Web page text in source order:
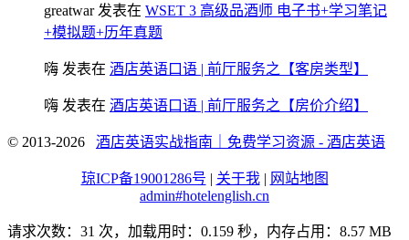
greatwar发表在 WSET 3 高级品酒师 电子书+学习笔记
+模拟题+历年真题
嗨 发表在 酒店英语口语 | 前厅服务之【客房类型】
嗨 发表在 酒店英语口语 | 前厅服务之【房价介绍】
© 2013-2026 酒店英语实战指南｜免费学习资源 - 酒店英语
琼ICP备19001286号 | 关于我 | 网站地图
admin#hotelenglish.cn
请求次数：31 次，加载用时：0.159 秒，内存占用：8.57 MB